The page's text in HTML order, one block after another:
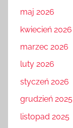
maj 2026
kwiecień 2026
marzec 2026
luty 2026
styczeń 2026
grudzień 2025
listopad 2025